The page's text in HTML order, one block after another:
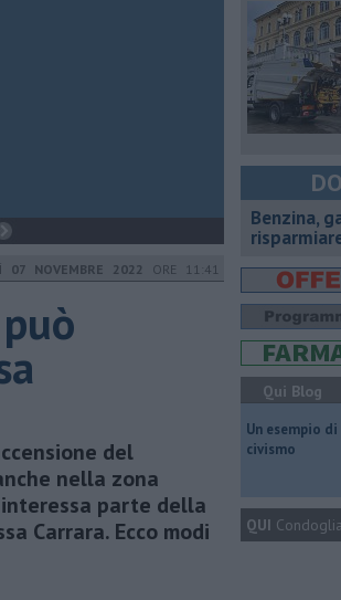
07 NOVEMBRE 2022 ORE 11:41
del
nella zona
parte della
Carrara. Ecco modi
​Benzina,
Qui Blog
​Un esempio di
civismo
QUI